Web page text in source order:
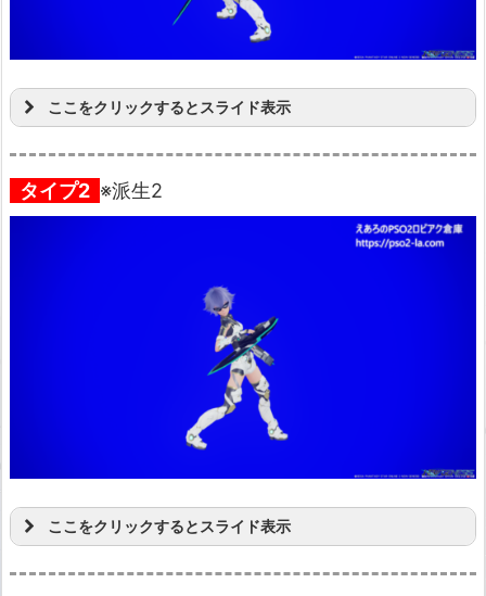
ここをクリックするとスライド表示
タイプ2 ※派生2
ここをクリックするとスライド表示